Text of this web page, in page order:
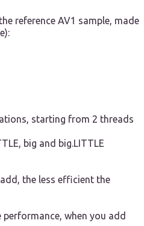
reference AV1 sample, made
starting from 2 threads
big and big.LITTLE
the less efficient the
when you add